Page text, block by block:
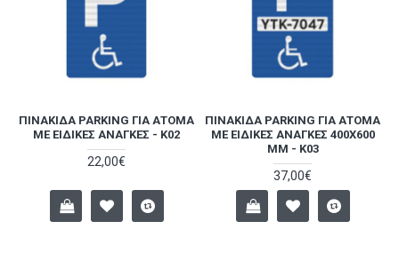
ΠΙΝΑΚΊΔΑ PARKING ΓΙΑ ΆΤΟΜΑ
ΜΕ ΕΙΔΙΚΈΣ ΑΝΆΓΚΕΣ - K02
22,00€
ΠΙΝΑΚΊΔΑ PARKING ΓΙΑ ΆΤΟΜΑ
ΜΕ ΕΙΔΙΚΈΣ ΑΝΆΓΚΕΣ 400X600
MM - K03
37,00€